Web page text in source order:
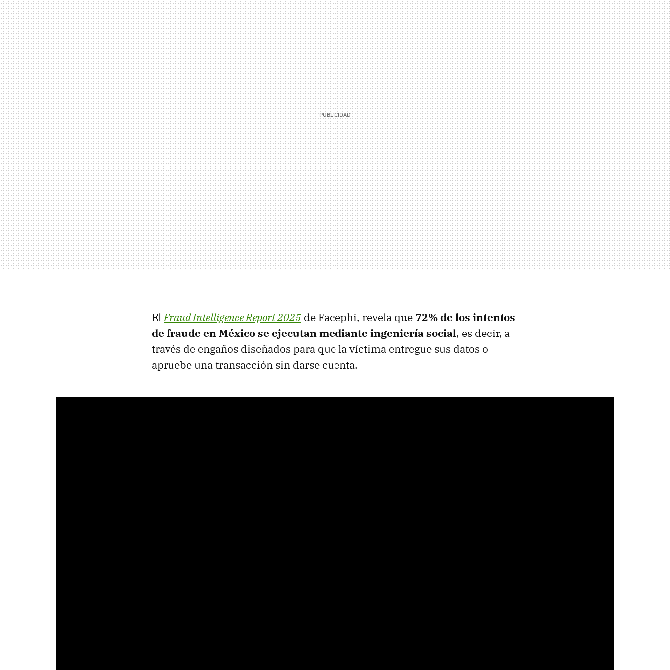
ElFraud Intelligence Report 2025 de Facephi, revela que 72% de los intentos
de fraude en México se ejecutan mediante ingeniería social, es decir, a
través de engaños diseñados para que la víctima entregue sus datos o
apruebe una transacción sin darse cuenta.